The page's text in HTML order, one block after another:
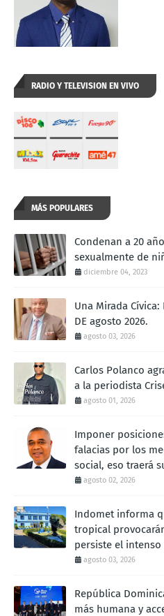
RADIO Y TELEVISION EN VIVO
MÁS POPULARES
Condenan a 20
sexualmente de
diciembre 04, 2023
Una Mirada Cívica:
DE agosto 2026.
agosto 03, 2026
Carlos Polanco
a la periodista
agosto 01, 2026
Imponer
falacias por los
social, eso traerá
agosto 02, 2026
Indomet informa
tropical
persiste el intenso
agosto 03, 2026
República
más humana y